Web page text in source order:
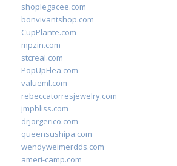
shoplegacee.com
bonvivantshop.com
CupPlante.com
mpzin.com
stcreal.com
PopUpFlea.com
valueml.com
rebeccatorresjewelry.com
jmpbliss.com
drjorgerico.com
queensushipa.com
wendyweimerdds.com
ameri-camp.com